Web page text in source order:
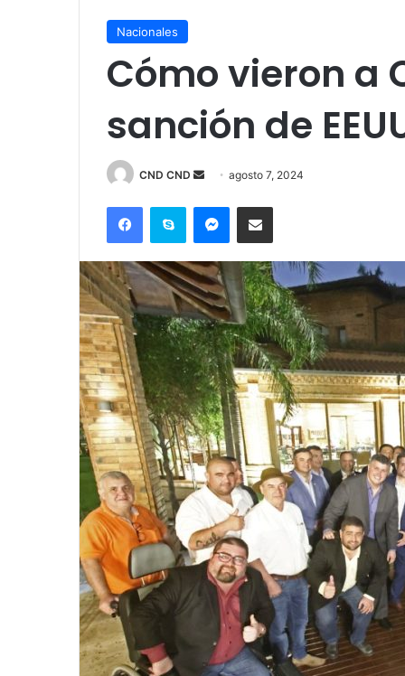
Nacionales
Cómo vieron a
sanción de
CND CND
Send
email
agosto 7, 2024
FacebookSkype MessengerCompartir por correo electrónico